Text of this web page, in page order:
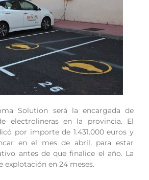
Solution será la encargada de
electrolineras en la provincia. El
por importe de 1.431.000 euros y
en el mes de abril, para estar
antes de que finalice el año. La
explotación en 24 meses.